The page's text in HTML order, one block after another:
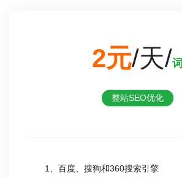
2元/天/词
整站SEO优化
1、百度、搜狗和360搜索引擎